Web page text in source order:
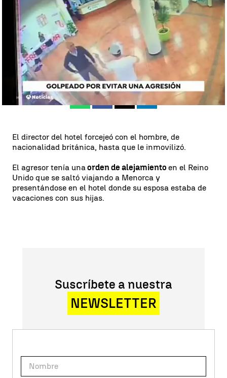
Antena 3 Noticias Menorca
Publicado: 22 de octubre de 2018, 15:47
WhatsappFacebook
X Linkedin
El director del hotel forcejeó con el hombre, de
nacionalidad británica, hasta que le inmovilizó.
El agresor tenía unaorden de alejamiento en el Reino
Unido que se saltó viajando a Menorca y
presentándose en el hotel donde su esposa estaba de
vacaciones con sus hijas.
Suscríbete a nuestra
NEWSLETTER